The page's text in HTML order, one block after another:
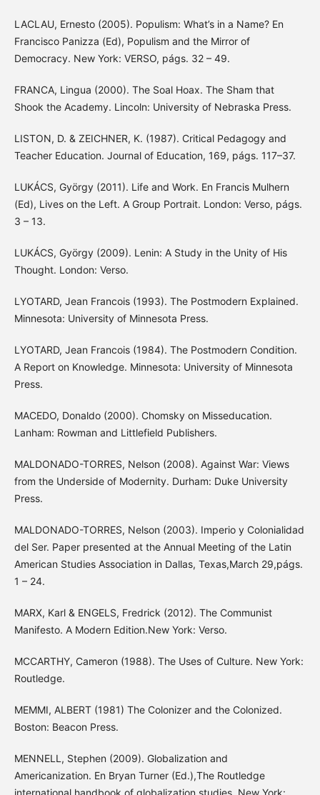
LACLAU, Ernesto (2005). Populism: What’s in a Name? En
Francisco Panizza (Ed), Populism and the Mirror of
Democracy. New York: VERSO, págs. 32 – 49.
FRANCA, Lingua (2000). The Soal Hoax. The Sham that
Shook the Academy. Lincoln: University of Nebraska Press.
LISTON, D. & ZEICHNER, K. (1987). Critical Pedagogy and
Teacher Education. Journal of Education, 169, págs. 117–37.
LUKÁCS, György (2011). Life and Work. En Francis Mulhern
(Ed), Lives on the Left. A Group Portrait. London: Verso, págs.
3 – 13.
LUKÁCS, György (2009). Lenin: A Study in the Unity of His
Thought. London: Verso.
LYOTARD, Jean Francois (1993). The Postmodern Explained.
Minnesota: University of Minnesota Press.
LYOTARD, Jean Francois (1984). The Postmodern Condition.
A Report on Knowledge. Minnesota: University of Minnesota
Press.
MACEDO, Donaldo (2000). Chomsky on Misseducation.
Lanham: Rowman and Littlefield Publishers.
MALDONADO-TORRES, Nelson (2008). Against War: Views
from the Underside of Modernity. Durham: Duke University
Press.
MALDONADO-TORRES, Nelson (2003). Imperio y Colonialidad
del Ser. Paper presented at the Annual Meeting of the Latin
American Studies Association in Dallas, Texas,March 29,págs.
1 – 24.
MARX, Karl & ENGELS, Fredrick (2012). The Communist
Manifesto. A Modern Edition.New York: Verso.
MCCARTHY, Cameron (1988). The Uses of Culture. New York:
Routledge.
MEMMI, ALBERT (1981) The Colonizer and the Colonized.
Boston: Beacon Press.
MENNELL, Stephen (2009). Globalization and
Americanization. En Bryan Turner (Ed.),The Routledge